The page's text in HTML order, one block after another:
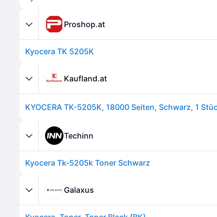
Proshop.at
Kyocera TK 5205K
Kaufland.at
KYOCERA TK-5205K, 18000 Seiten, Schwarz, 1
Techinn
Kyocera Tk-5205k Toner Schwarz
Galaxus